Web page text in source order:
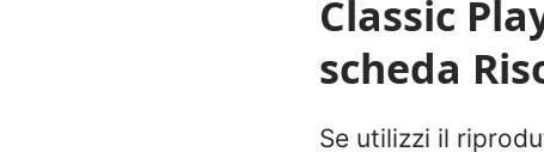
Classic
scheda
Se utilizzi il